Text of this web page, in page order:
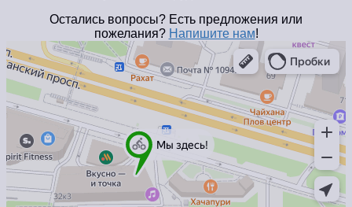
Остались вопросы? Есть предложения или
пожелания? Напишите нам!